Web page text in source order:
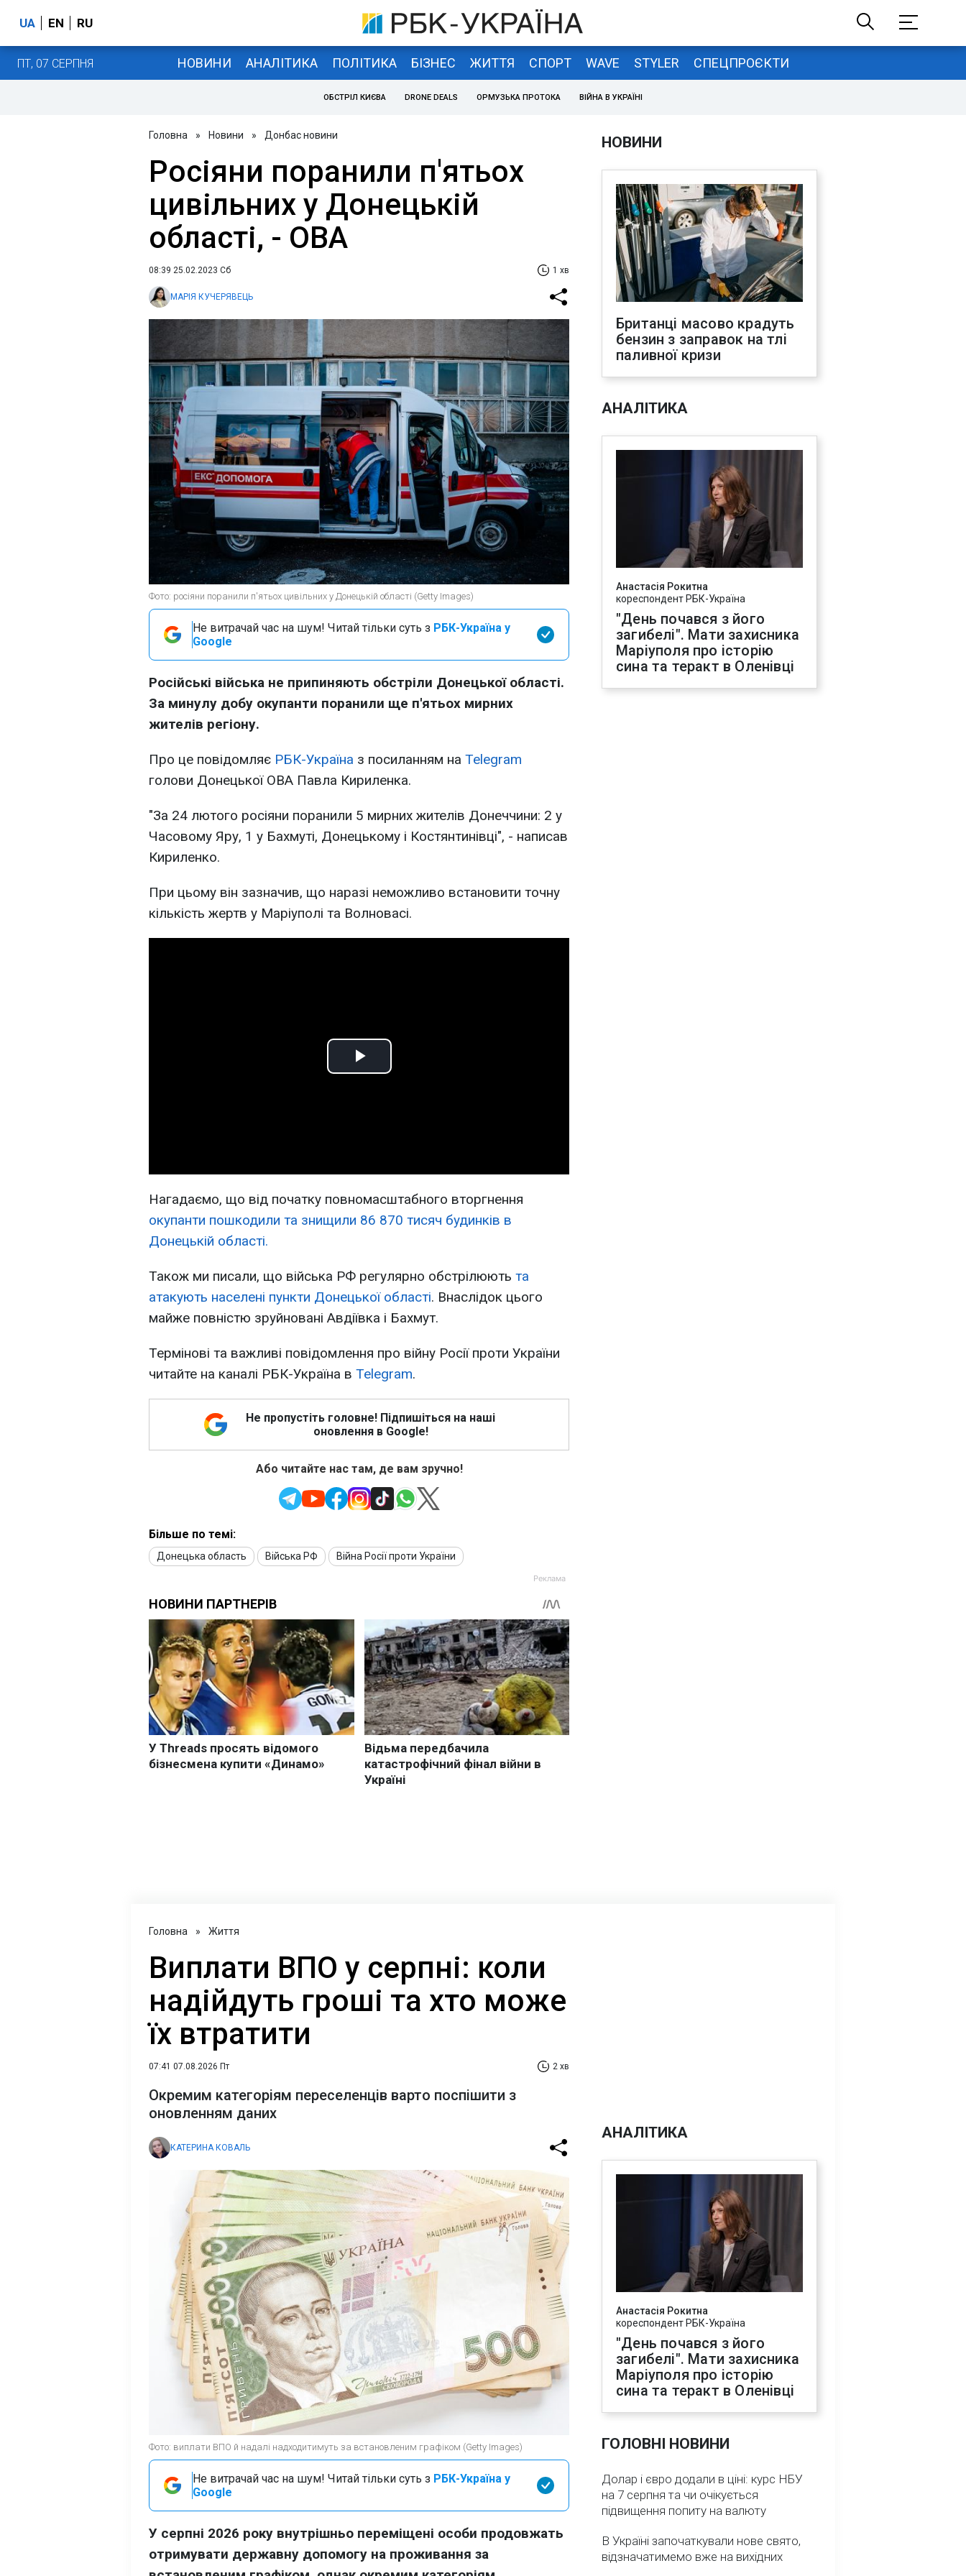
UA EN RU
ПТ, 07 СЕРПНЯ НОВИНИ АНАЛІТИКА ПОЛІТИКА БІЗНЕС ЖИТТЯ СПОРТ WAVE STYLER СПЕЦПРОЄКТИ
ОБСТРІЛ КИЄВА DRONE DEALS ОРМУЗЬКА ПРОТОКА ВІЙНА В УКРАЇНІ
Головна » Новини » Донбас новини
Росіяни поранили п'ятьох
цивільних у Донецькій
області, - ОВА
08:39 25.02.2023 Сб 1 хв
МАРІЯ КУЧЕРЯВЕЦЬ
Фото: росіяни поранили п'ятьох цивільних у Донецькій області (Getty Images)
Не витрачай час на шум! Читай тільки суть з РБК-Україна у
Google
Російські війська не припиняють обстріли Донецької області.
За минулу добу окупанти поранили ще п'ятьох мирних
жителів регіону.
Про це повідомляє РБК-Україна з посиланням на Telegram
голови Донецької ОВА Павла Кириленка.
"За 24 лютого росіяни поранили 5 мирних жителів Донеччини: 2 у
Часовому Яру, 1 у Бахмуті, Донецькому і Костянтинівці", - написав
Кириленко.
При цьому він зазначив, що наразі неможливо встановити точну
кількість жертв у Маріуполі та Волновасі.
Play
Нагадаємо, що від початку повномасштабного вторгнення
окупанти пошкодили та знищили 86 870 тисяч будинків в
Донецькій області.
Також ми писали, що війська РФ регулярно обстрілюють та
атакують населені пункти Донецької області. Внаслідок цього
майже повністю зруйновані Авдіївка і Бахмут.
Термінові та важливі повідомлення про війну Росії проти України
читайте на каналі РБК-Україна в Telegram.
Не пропустіть головне! Підпишіться на наші
оновлення в Google!
Або читайте нас там, де вам зручно!
Більше по темі:
Донецька область Війська РФ Війна Росії проти України
НОВИНИ
Британці масово крадуть
бензин з заправок на тлі
паливної кризи
АНАЛІТИКА
Анастасія Рокитна
кореспондент РБК-Україна
"День почався з його
загибелі". Мати захисника
Маріуполя про історію
сина та теракт в Оленівці
Головна » Життя
Виплати ВПО у серпні: коли
надійдуть гроші та хто може
їх втратити
07:41 07.08.2026 Пт 2 хв
Окремим категоріям переселенців варто поспішити з
оновленням даних
КАТЕРИНА КОВАЛЬ
Фото: виплати ВПО й надалі надходитимуть за встановленим графіком (Getty Images)
Не витрачай час на шум! Читай тільки суть з РБК-Україна у
Google
У серпні 2026 року внутрішньо переміщені особи продовжать
отримувати державну допомогу на проживання за
АНАЛІТИКА
Анастасія Рокитна
кореспондент РБК-Україна
"День почався з його
загибелі". Мати захисника
Маріуполя про історію
сина та теракт в Оленівці
ГОЛОВНІ НОВИНИ
Долар і євро додали в ціні: курс НБУ
на 7 серпня та чи очікується
підвищення попиту на валюту
В Україні започаткували нове свято,
відзначатимемо вже на вихідних